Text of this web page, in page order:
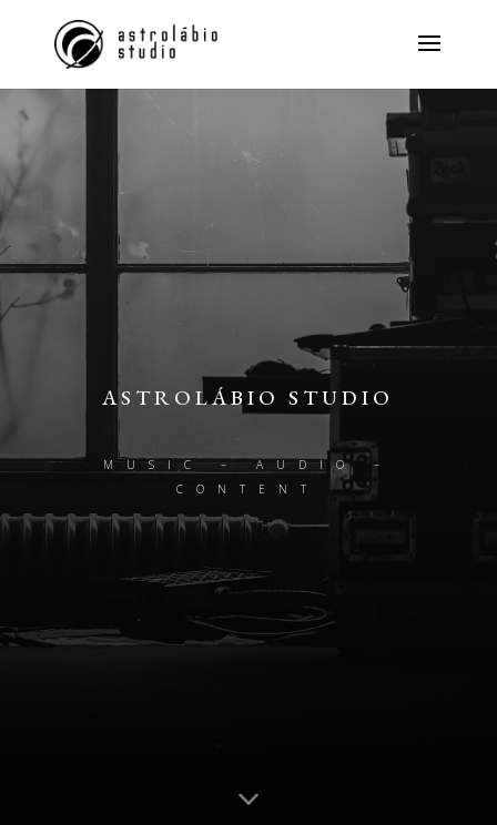
ASTROLÁBIO STUDIO
MUSIC – AUDIO –
CONTENT